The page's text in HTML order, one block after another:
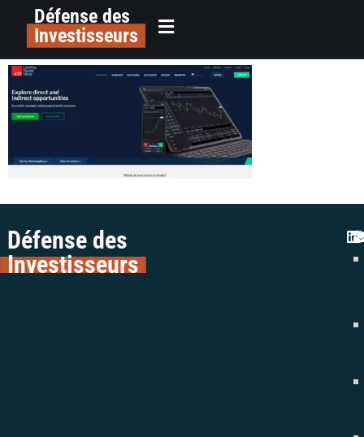
principalDéfense des
Investisseurs
alerte plateforme cryptotradetech
escroquerie colman avocats
Défense des
Investisseurs